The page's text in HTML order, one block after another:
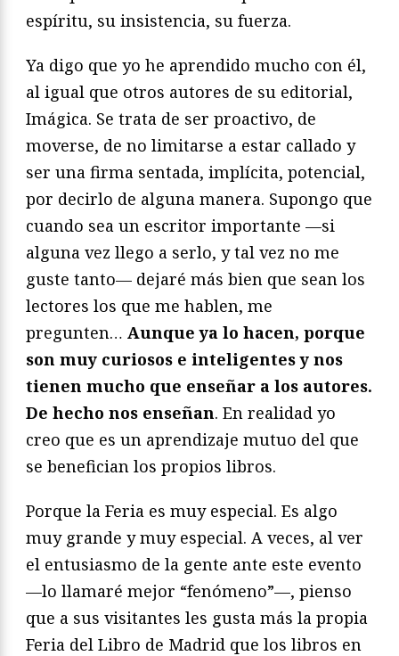
espíritu, su insistencia, su fuerza.
Ya digo que yo he aprendido mucho con él,
al igual que otros autores de su editorial,
Imágica. Se trata de ser proactivo, de
moverse, de no limitarse a estar callado y
ser una firma sentada, implícita, potencial,
por decirlo de alguna manera. Supongo que
cuando sea un escritor importante —si
alguna vez llego a serlo, y tal vez no me
guste tanto— dejaré más bien que sean los
lectores los que me hablen, me
pregunten… Aunque ya lo hacen, porque
son muy curiosos e inteligentes y nos
tienen mucho que enseñar a los autores.
De hecho nos enseñan. En realidad yo
creo que es un aprendizaje mutuo del que
se benefician los propios libros.
Porque la Feria es muy especial. Es algo
muy grande y muy especial. A veces, al ver
el entusiasmo de la gente ante este evento
—lo llamaré mejor “fenómeno”—, pienso
que a sus visitantes les gusta más la propia
Feria del Libro de Madrid que los libros en